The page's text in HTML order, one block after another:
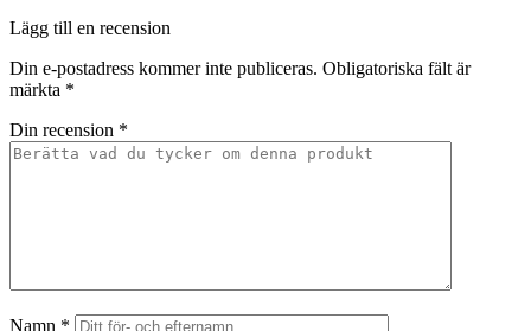
Lägg till en recension
Din e-postadress kommer inte publiceras. Obligatoriska fält är
märkta *
Din recension *
Namn *